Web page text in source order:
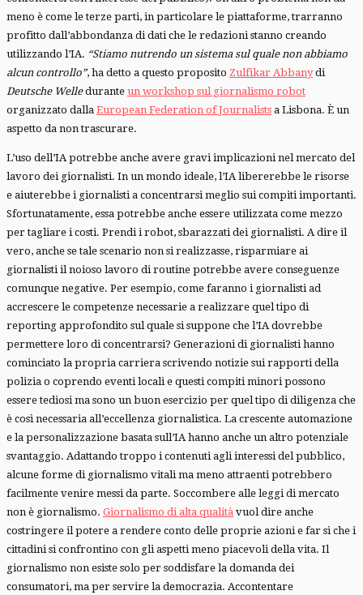
meno è come le terze parti, in particolare le piattaforme, trarranno
profitto dall’abbondanza di dati che le redazioni stanno creando
utilizzando l’IA. “Stiamo nutrendo un sistema sul quale non abbiamo
alcun controllo”, ha detto a questo proposito Zulfikar Abbanydi
Deutsche Welledurante un workshop sul giornalismo robot
organizzato dalla European Federation of Journalists a Lisbona. È un
aspetto da non trascurare.
L’uso dell’IA potrebbe anche avere gravi implicazioni nel mercato del
lavoro dei giornalisti. In un mondo ideale, l’IA libererebbe le risorse
e aiuterebbe i giornalisti a concentrarsi meglio sui compiti importanti.
Sfortunatamente, essa potrebbe anche essere utilizzata come mezzo
per tagliare i costi. Prendi i robot, sbarazzati dei giornalisti. A dire il
vero, anche se tale scenario non si realizzasse, risparmiare ai
giornalisti il noioso lavoro di routine potrebbe avere conseguenze
comunque negative. Per esempio, come faranno i giornalisti ad
accrescere le competenze necessarie a realizzare quel tipo di
reporting approfondito sul quale si suppone che l’IA dovrebbe
permettere loro di concentrarsi? Generazioni di giornalisti hanno
cominciato la propria carriera scrivendo notizie sui rapporti della
polizia o coprendo eventi locali e questi compiti minori possono
essere tediosi ma sono un buon esercizio per quel tipo di diligenza che
è così necessaria all’eccellenza giornalistica. La crescente automazione
e la personalizzazione basata sull’IA hanno anche un altro potenziale
svantaggio. Adattando troppo i contenuti agli interessi del pubblico,
alcune forme di giornalismo vitali ma meno attraenti potrebbero
facilmente venire messi da parte. Soccombere alle leggi di mercato
non è giornalismo. Giornalismo di alta qualità vuol dire anche
costringere il potere a rendere conto delle proprie azioni e far sì che i
cittadini si confrontino con gli aspetti meno piacevoli della vita. Il
giornalismo non esiste solo per soddisfare la domanda dei
consumatori, ma per servire la democrazia. Accontentare